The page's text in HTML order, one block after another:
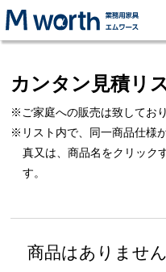
カンタン見積リ
※ご家庭への販売は致してお
※リスト内で、同一商品仕様
真又は、商品名をクリック
す。
商品はありません